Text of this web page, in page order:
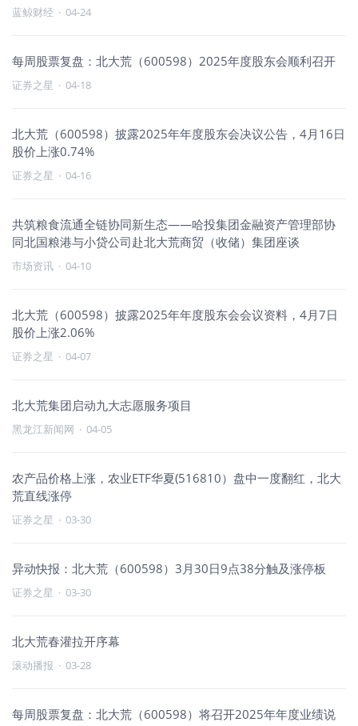
蓝鲸财经 · 04-24
每周股票复盘：北大荒（600598）2025年度股东会顺利召开
证券之星 · 04-18
北大荒（600598）披露2025年年度股东会决议公告，4月16日
股价上涨0.74%
证券之星 · 04-16
共筑粮食流通全链协同新生态——哈投集团金融资产管理部协
同北国粮港与小贷公司赴北大荒商贸（收储）集团座谈
市场资讯 · 04-10
北大荒（600598）披露2025年年度股东会会议资料，4月7日
股价上涨2.06%
证券之星 · 04-07
北大荒集团启动九大志愿服务项目
黑龙江新闻网 · 04-05
农产品价格上涨，农业ETF华夏(516810）盘中一度翻红，北大
荒直线涨停
证券之星 · 03-30
异动快报：北大荒（600598）3月30日9点38分触及涨停板
证券之星 · 03-30
北大荒春灌拉开序幕
滚动播报 · 03-28
每周股票复盘：北大荒（600598）将召开2025年年度业绩说